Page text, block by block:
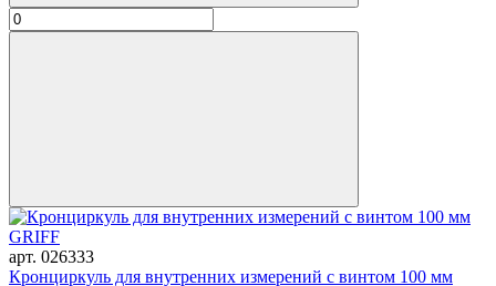
арт. 026333
Кронциркуль для внутренних измерений с винтом 100 мм